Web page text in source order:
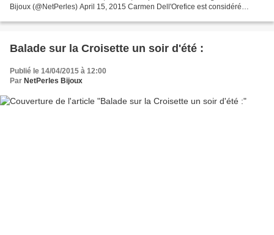
Bijoux (@NetPerles) April 15, 2015 Carmen Dell'Orefice est considéré
Balade sur la Croisette un soir d'été :
Publié le 14/04/2015 à 12:00
Par NetPerles Bijoux